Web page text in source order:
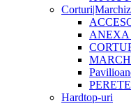
ANEXA
Hardtop-uri